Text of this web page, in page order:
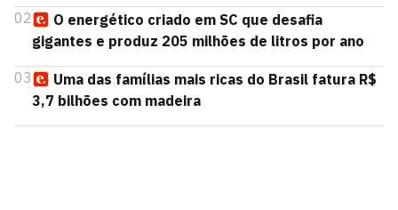
02
O energético criado em SC que desafia
gigantes e produz 205 milhões de litros por ano
03
Uma das famílias mais ricas do Brasil fatura R$
3,7 bilhões com madeira